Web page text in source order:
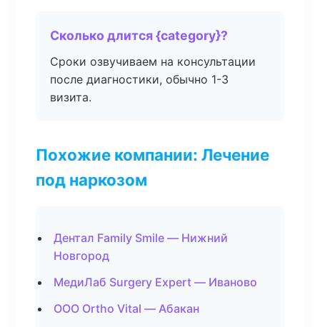
Сколько длится {category}?
Сроки озвучиваем на консультации
после диагностики, обычно 1-3
визита.
Похожие компании: Лечение
под наркозом
Дентал Family Smile — Нижний
Новгород
МедиЛаб Surgery Expert — Иваново
ООО Ortho Vital — Абакан